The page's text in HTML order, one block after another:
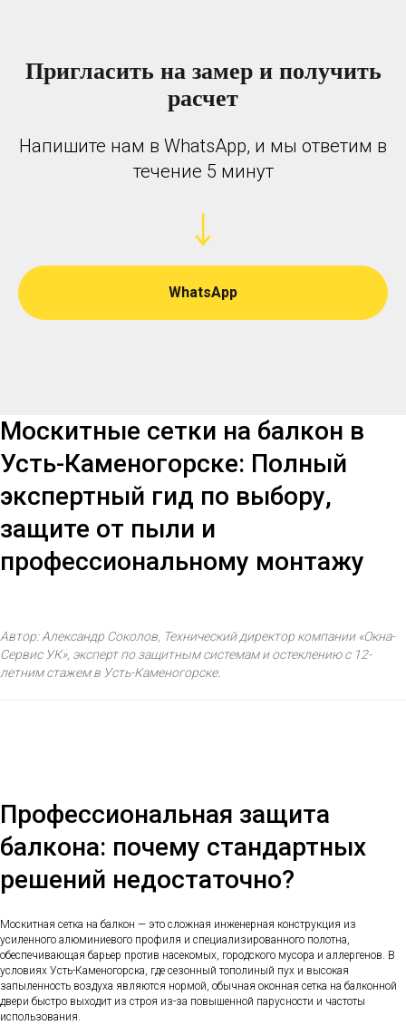
Пригласить на замер и получить
расчет
Напишите нам в WhatsApp, и мы ответим в
течение 5 минут
WhatsApp
Москитные сетки на балкон в
Усть-Каменогорске: Полный
экспертный гид по выбору,
защите от пыли и
профессиональному монтажу
Автор: Александр Соколов, Технический директор компании «Окна-
Сервис УК», эксперт по защитным системам и остеклению с 12-
летним стажем в Усть-Каменогорске.
Профессиональная защита
балкона: почему стандартных
решений недостаточно?
Москитная сетка на балкон — это сложная инженерная конструкция из
усиленного алюминиевого профиля и специализированного полотна,
обеспечивающая барьер против насекомых, городского мусора и аллергенов. В
условиях Усть-Каменогорска, где сезонный тополиный пух и высокая
запыленность воздуха являются нормой, обычная оконная сетка на балконной
двери быстро выходит из строя из-за повышенной парусности и частоты
использования.